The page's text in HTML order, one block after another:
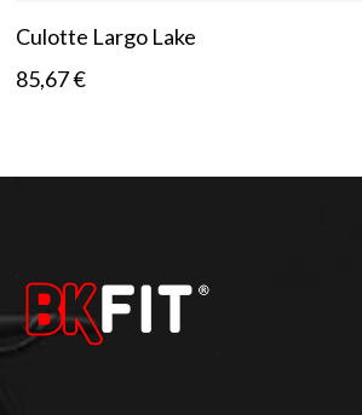
Culotte Largo Lake
85,67€